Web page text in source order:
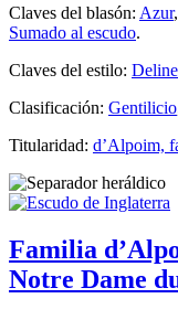
Claves del blasón: Azur,
Sumado al escudo.
Claves del estilo:
Clasificación: Gentilicio
Titularidad: d’Alpoim,
Familia
Notre Dame